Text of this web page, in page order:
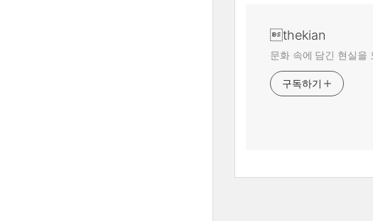
thekian
문화 속에 담긴 현실을
구독하기